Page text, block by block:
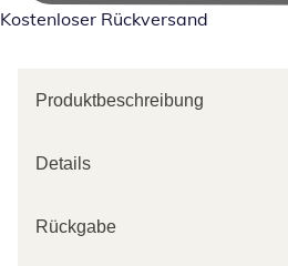
Kostenloser Rückversand
Produktbeschreibung
Details
Rückgabe